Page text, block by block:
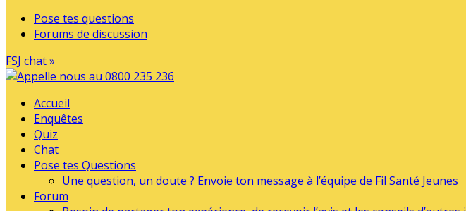
Pose tes questions
Forums de discussion
FSJ chat »
Accueil
Enquêtes
Quiz
Chat
Pose tes Questions
Une question, un doute ? Envoie ton message à l’équipe de Fil Santé Jeunes
Forum